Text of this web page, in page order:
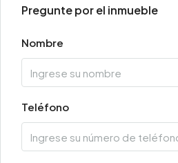
Pregunte por el inmueble
Nombre
Teléfono